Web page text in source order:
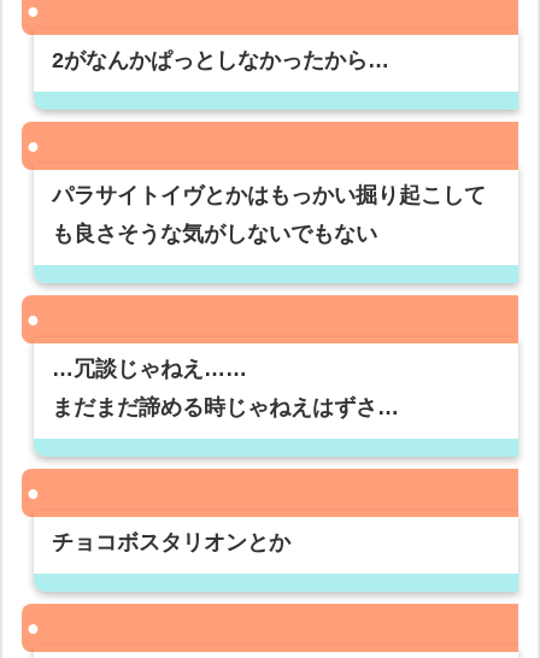
2がなんかぱっとしなかったから…
パラサイトイヴとかはもっかい掘り起こして
も良さそうな気がしないでもない
…冗談じゃねえ……
まだまだ諦める時じゃねえはずさ…
チョコボスタリオンとか